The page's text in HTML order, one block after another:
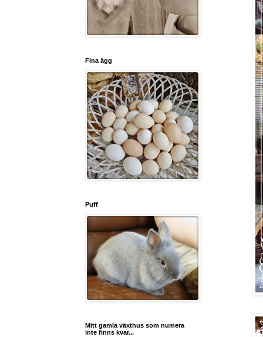
Fina ägg
Puff
Mitt gamla växthus som numera
inte finns kvar...